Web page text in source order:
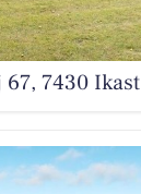
7430 Ikast